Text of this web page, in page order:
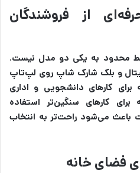
از فروشندگان
محدود به یکی دو مدل نیست.
و بلک شارک شاپ روی لپ‌تاپ
کارهای دانشجویی و اداری
کارهای سنگین‌تر استفاده
باعث می‌شود راحت‌تر به انتخاب
فضای خانه